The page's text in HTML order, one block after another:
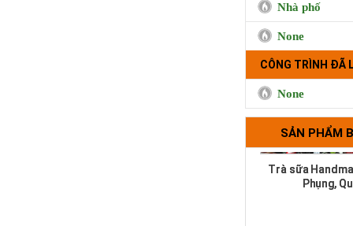
Nhà phố
None
CÔNG TRÌNH ĐÃ
None
SẢN PHẨM
Trà sữa
Phụng,